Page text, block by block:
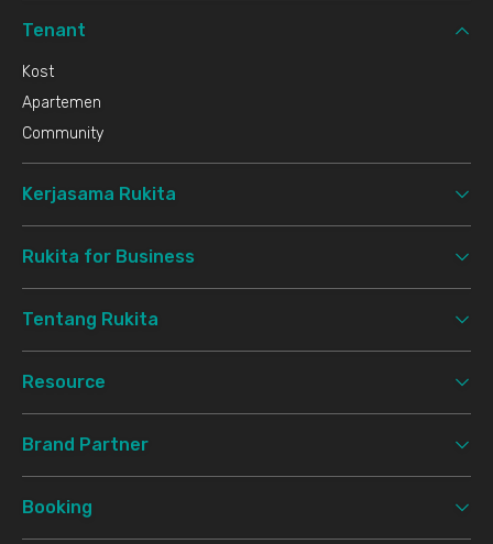
Tenant
Kost
Apartemen
Community
Kerjasama Rukita
Rukita for Business
Tentang Rukita
Resource
Brand Partner
Booking